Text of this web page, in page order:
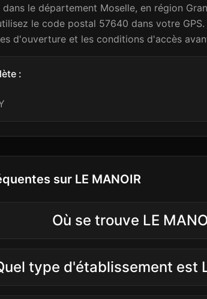
dans le département Moselle, en région
le code postal 57640 dans votre
d'ouverture et les conditions d'accès
:
sur LE MANOIR
Où se trouve LE
type d'établissement est